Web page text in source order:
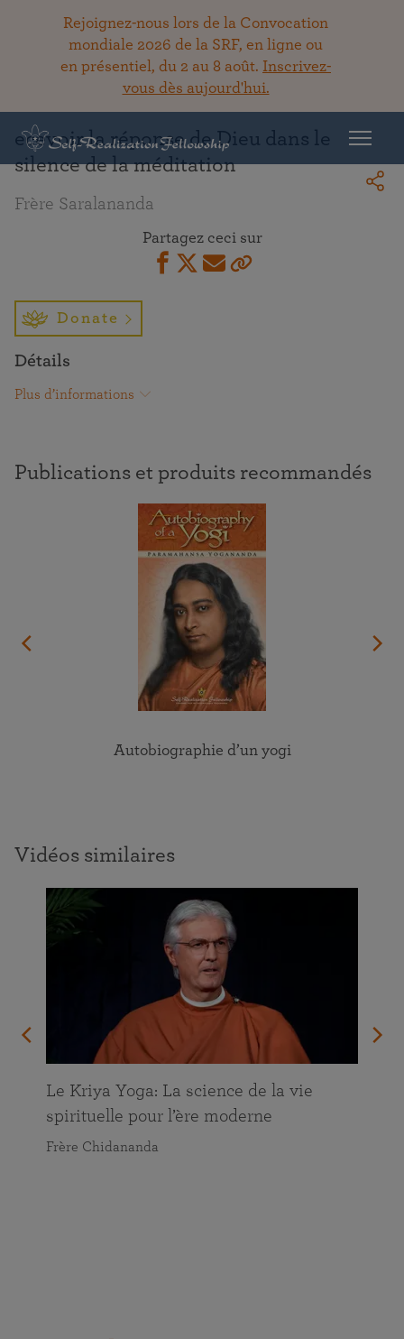
Rejoignez-nous lors de la Convocation
mondiale 2026 de la SRF, en ligne ou
en présentiel, du 2 au 8 août. Inscrivez-
vous dès aujourd'hui.
Retour à la bibliothèque
ecevoir la réponse de Dieu dans le
silence de la méditation
Frère Saralananda
Partagez ceci sur
Donate
Détails
Plus d’informations
Publications et produits recommandés
Autobiographie d’un yogi
Vidéos similaires
Le Kriya Yoga: La science de la vie
spirituelle pour l’ère moderne
Frère Chidananda